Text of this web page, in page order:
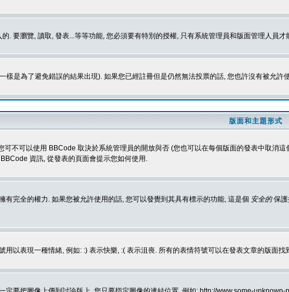
. 要瀏覽, 讀取, 發表...等等功能, 您必須要有特別的授權, 只有系統管理員和版面管理人員
樣是為了避免錯誤的結果出現). 如果您已經註冊但是仍然無法投票的話, 您也許沒有被允許
版面和主題形式
可不可以使用 BBCode 取決於系統管理員的開放與否 (您也可以在每個版面的發表中取消
資訊, 從發表的頁面會提示您如何使用.
有完全的權力. 如果您被允許使用的話, 您可以發覺到其具有標示的功能, 這是個 安全的保護
用以表現一種情緒, 例如: :) 表示快樂, :( 表示沮喪. 所有的表情符號可以在發表文章的版面